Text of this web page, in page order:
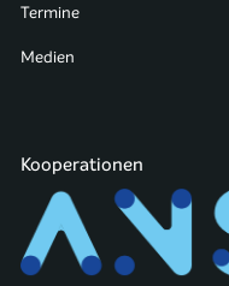
Termine
Medien
Kooperationen